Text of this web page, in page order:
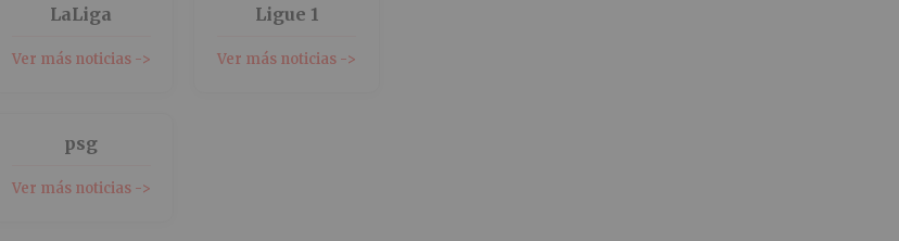
LaLiga
Ver más noticias ->
Ligue 1
Ver más noticias ->
psg
Ver más noticias ->